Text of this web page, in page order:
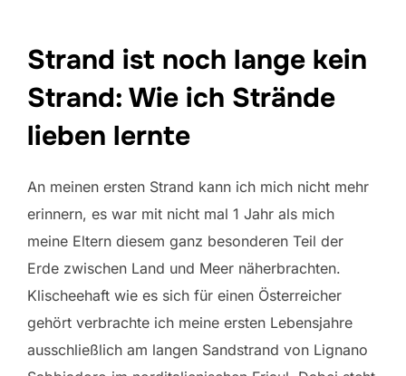
Strand ist noch lange kein
Strand: Wie ich Strände
lieben lernte
An meinen ersten Strand kann ich mich nicht mehr
erinnern, es war mit nicht mal 1 Jahr als mich
meine Eltern diesem ganz besonderen Teil der
Erde zwischen Land und Meer näherbrachten.
Klischeehaft wie es sich für einen Österreicher
gehört verbrachte ich meine ersten Lebensjahre
ausschließlich am langen Sandstrand von Lignano